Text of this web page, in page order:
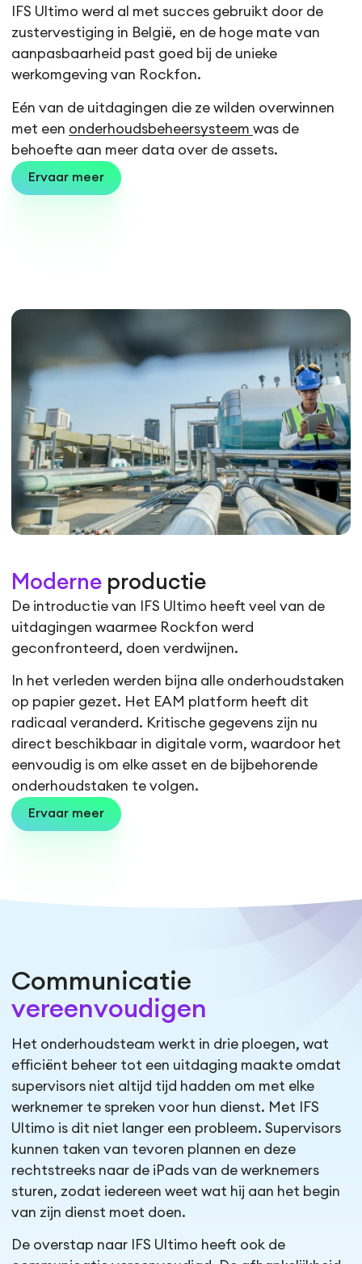
IFS Ultimo werd al met succes gebruikt door de
zustervestiging in België, en de hoge mate van
aanpasbaarheid past goed bij de unieke
werkomgeving van Rockfon.
Eén van de uitdagingen die ze wilden overwinnen
met een onderhoudsbeheersysteemwas de
behoefte aan meer data over de assets.
Ervaar meer
Moderne productie
De introductie van IFS Ultimo heeft veel van de
uitdagingen waarmee Rockfon werd
geconfronteerd, doen verdwijnen.
In het verleden werden bijna alle onderhoudstaken
op papier gezet. Het EAM platform heeft dit
radicaal veranderd. Kritische gegevens zijn nu
direct beschikbaar in digitale vorm, waardoor het
eenvoudig is om elke asset en de bijbehorende
onderhoudstaken te volgen.
Ervaar meer
Communicatie
vereenvoudigen
Het onderhoudsteam werkt in drie ploegen, wat
efficiënt beheer tot een uitdaging maakte omdat
supervisors niet altijd tijd hadden om met elke
werknemer te spreken voor hun dienst. Met IFS
Ultimo is dit niet langer een probleem. Supervisors
kunnen taken van tevoren plannen en deze
rechtstreeks naar de iPads van de werknemers
sturen, zodat iedereen weet wat hij aan het begin
van zijn dienst moet doen.
De overstap naar IFS Ultimo heeft ook de